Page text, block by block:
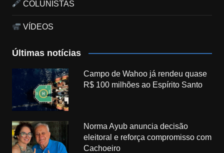
COLUNISTAS
VÍDEOS
Últimas notícias
Campo de Wahoo já rendeu quase
R$ 100 milhões ao Espírito Santo
Norma Ayub anuncia decisão
eleitoral e reforça compromisso com
Cachoeiro